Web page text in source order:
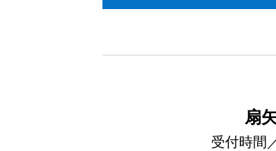
扇
受付時間